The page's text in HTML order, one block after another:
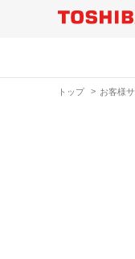
トップ お客様